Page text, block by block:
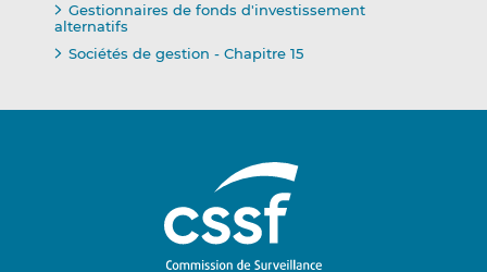
Gestionnaires de fonds d'investissement
alternatifs
Sociétés de gestion - Chapitre 15